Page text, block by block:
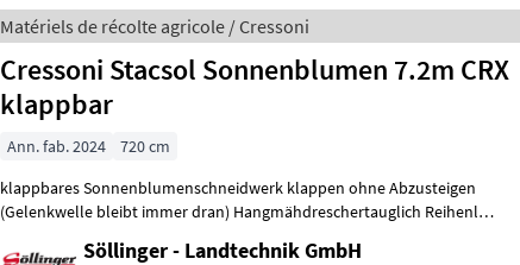
Matériels de récolte agricole / Cressoni
Cressoni Stacsol Sonnenblumen 7.2m CRX
klappbar
Ann. fab. 2024
720 cm
klappbares Sonnenblumenschneidwerk klappen ohne Abzusteigen
(Gelenkwelle bleibt immer dran) Hangmähdreschertauglich Reihenlos
Söllinger - Landtechnik GmbH